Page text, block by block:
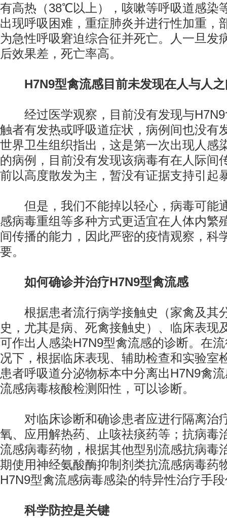
有高热（38℃以上），咳嗽等呼吸道感染
出现呼吸困难，重症肺炎并进行性加重，
为急性呼吸窘迫综合征并死亡。人一旦发
后效果差，死亡率高。
H7N9型禽流感目前未发现在人与人
经过医学观察，目前没有发现与H7N9
触者有发热或呼吸道症状，病例间也没有
世界卫生组织指出，这是第一次出现人感
的病例，目前没有发现该病毒有在人际间
前以高度散发为主，暂没有证据支持引起
但是，我们不能掉以轻心，病毒可能
感病毒重组等多种方式更适宜在人体内繁
间传播的能力，因此严密的疫情观察，科
要。
如何确诊并治疗H7N9型禽流感
根据患者流行病学接触史（家禽及其
史，尤其是病、死禽接触史）、临床表现
可作出人感染H7N9型禽流感的诊断。在
况下，根据临床表现、辅助检查和实验室
患者呼吸道分泌物标本中分离出H7N9禽
流感病毒核酸检测阳性，可以诊断。
对临床诊断和确诊患者应进行隔离治
氧、应用解热药、止咳祛痰药等；抗病毒
流感病毒药物，根据其他型别流感抗病毒
期使用神经氨酸酶抑制剂类抗流感病毒药
H7N9型禽流感病毒感染的特异性治疗手
科学防控是关键